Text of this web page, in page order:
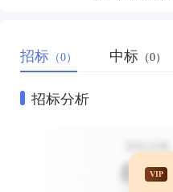
招标 （0） 中标 （0）
招标分析
VIP